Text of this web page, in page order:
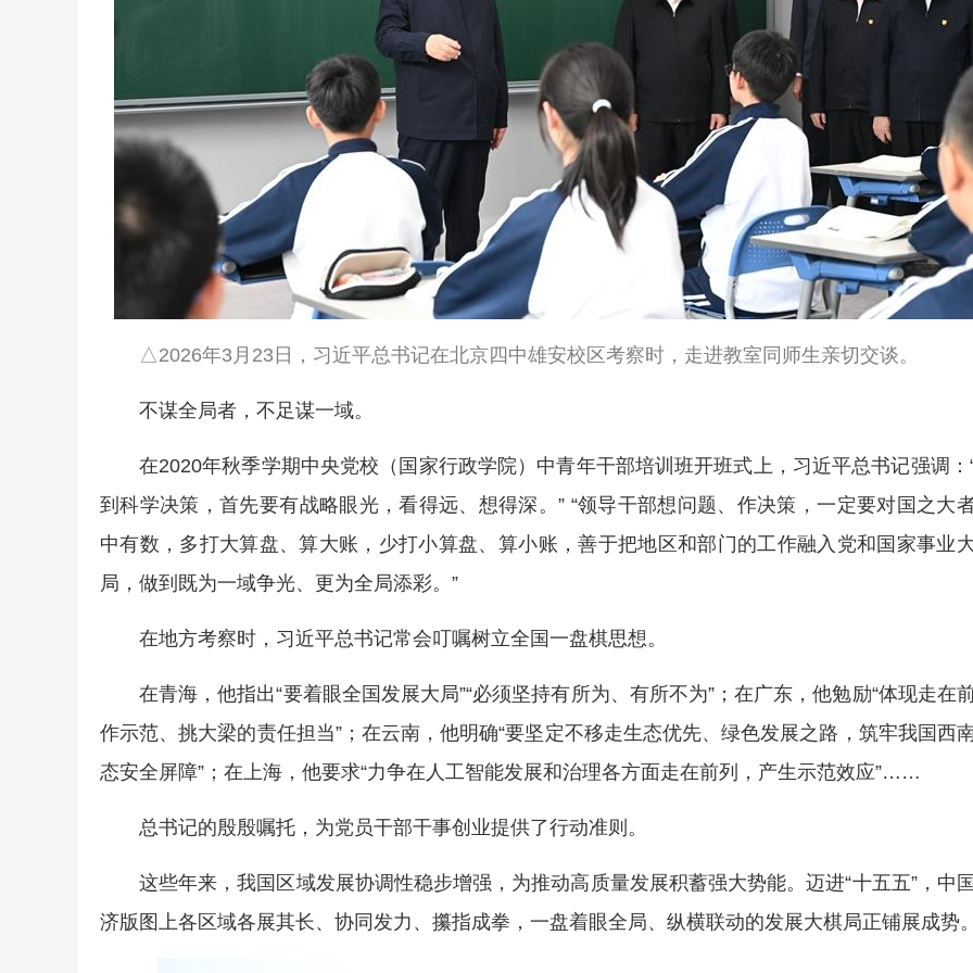
△2026年3月23日，习近平总书记在北京四中雄安校区考察时，走进教室同师生亲切交谈。
不谋全局者，不足谋一域。
在2020年秋季学期中央党校（国家行政学院）中青年干部培训班开班式上，习近平总书记强调：
到科学决策，首先要有战略眼光，看得远、想得深。” “领导干部想问题、作决策，一定要对国之大
中有数，多打大算盘、算大账，少打小算盘、算小账，善于把地区和部门的工作融入党和国家事业
局，做到既为一域争光、更为全局添彩。”
在地方考察时，习近平总书记常会叮嘱树立全国一盘棋思想。
在青海，他指出“要着眼全国发展大局”“必须坚持有所为、有所不为”；在广东，他勉励“体现走在
作示范、挑大梁的责任担当”；在云南，他明确“要坚定不移走生态优先、绿色发展之路，筑牢我国西
态安全屏障”；在上海，他要求“力争在人工智能发展和治理各方面走在前列，产生示范效应”……
总书记的殷殷嘱托，为党员干部干事创业提供了行动准则。
这些年来，我国区域发展协调性稳步增强，为推动高质量发展积蓄强大势能。迈进“十五五”，中
济版图上各区域各展其长、协同发力、攥指成拳，一盘着眼全局、纵横联动的发展大棋局正铺展成势